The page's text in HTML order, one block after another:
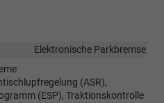
Elektronische Parkbremse
(ASR),
(ESP), Traktionskontrolle